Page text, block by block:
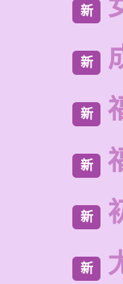
新
新
新
新
新
新